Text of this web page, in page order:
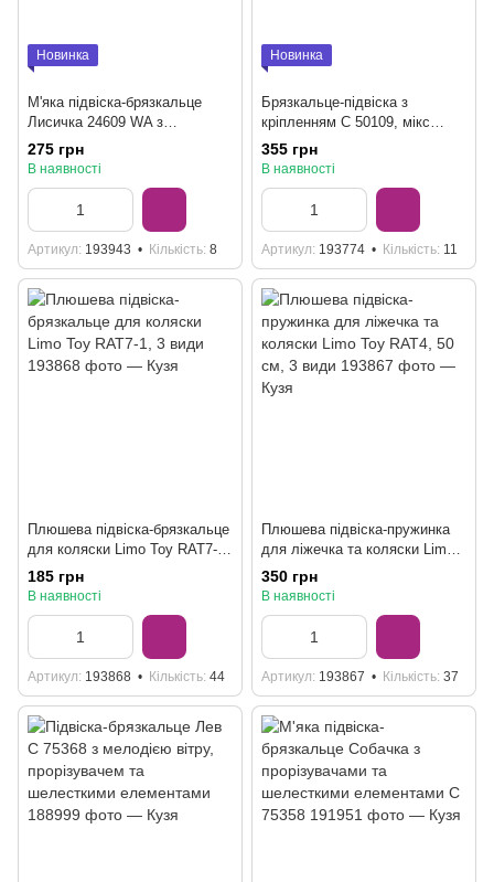
Новинка
М'яка підвіска-брязкальце
Лисичка 24609 WA з
пискавкою
275 грн
В наявності
Артикул 193943 Кількість 8
Новинка
Брязкальце-підвіска з
кріпленням C 50109, мікс
видів
355 грн
В наявності
Артикул 193774 Кількість 11
Плюшева підвіска-брязкальце
для коляски Limo Toy RAT7-1,
3 види
185 грн
В наявності
Артикул 193868 Кількість 44
Плюшева підвіска-пружинка
для ліжечка та коляски Limo
Toy RAT4, 50 см, 3 види
350 грн
В наявності
Артикул 193867 Кількість 37